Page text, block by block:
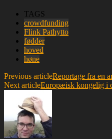
TAGS
crowdfunding
Flink Pathytto
fødder
hoved
høne
Previous articleReportage fra en
Next articleEuropæisk kongelig i